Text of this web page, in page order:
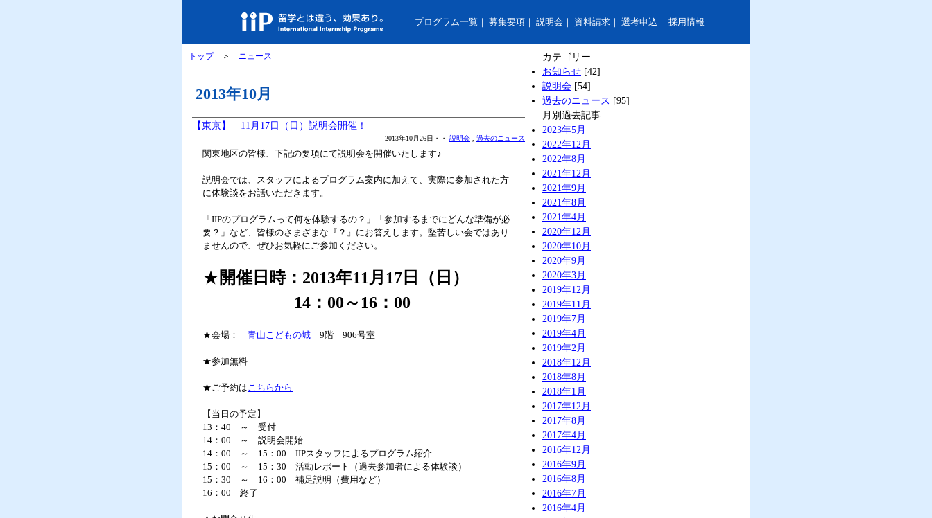
プログラム一覧 ｜ 募集要項 ｜ 説明会 ｜ 資料請求 ｜ 選考申込 ｜ 採用情報
トップ＞ ニュース
2013年10月
【東京】 11月17日（日）説明会開催！
2013年10月26日・・ 説明会 過去のニュース
関東地区の皆様、下記の要項にて説明会を開催いたします♪
説明会では、スタッフによるプログラム案内に加えて、実際に参加された方
に体験談をお話いただきます。
「IIPのプログラムって何を体験するの？」「参加するまでにどんな準備が必
要？」など、皆様のさまざまな『？』にお答えします。堅苦しい会ではあり
ませんので、ぜひお気軽にご参加ください。
★開催日時：2013年11月17日（日）
14：00～16：00
★会場： 青山こどもの城 9階 906号室
★参加無料
★ご予約はこちらから
【当日の予定】
13：40 ～ 受付
14：00 ～ 説明会開始
14：00 ～ 15：00 IIPスタッフによるプログラム紹介
15：00 ～ 15：30 活動レポート（過去参加者による体験談）
15：30 ～ 16：00 補足説明（費用など）
16：00 終了
カテゴリー
お知らせ [42]
説明会 [54]
過去のニュース [95]
月別過去記事
2023年5月
2022年12月
2022年8月
2021年12月
2021年9月
2021年8月
2021年4月
2020年12月
2020年10月
2020年9月
2020年3月
2019年12月
2019年11月
2019年7月
2019年4月
2019年2月
2018年12月
2018年8月
2018年1月
2017年12月
2017年8月
2017年4月
2016年12月
2016年9月
2016年8月
2016年7月
2016年4月